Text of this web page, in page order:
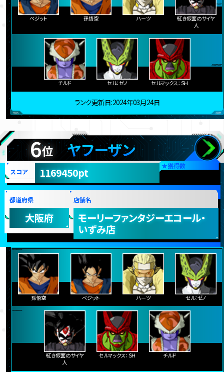
ベジット 孫悟空 ハーツ
紅き仮面のサイヤ
人
チルド セル：ゼノ セルマックス：ＳＨ
ランク更新日:2024年03月24日
6位 ヤフーザン
★獲得数
スコア 1169450pt
都道府県
大阪府
店舗名
モーリーファンタジーエコール・
いずみ店
孫悟空 ベジット ハーツ セル：ゼノ
紅き仮面のサイヤ
人
セルマックス：ＳＨ チルド